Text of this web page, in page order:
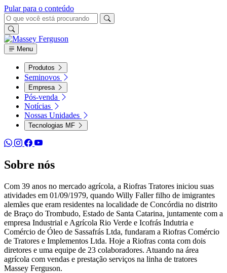
Pular para o conteúdo
Menu
Produtos
Seminovos
Empresa
Pós-venda
Notícias
Nossas Unidades
Tecnologias MF
Sobre nós
Com 39 anos no mercado agrícola, a Riofras Tratores iniciou suas
atividades em 01/09/1979, quando Willy Faller filho de imigrantes
alemães que eram residentes na localidade de Concórdia no distrito
de Braço do Trombudo, Estado de Santa Catarina, juntamente com a
empresa Industrial e Agrícola Rio Verde e Icofrás Indutria e
Comércio de Óleo de Sassafrás Ltda, fundaram a Riofras Comércio
de Tratores e Implementos Ltda. Hoje a Riofras conta com dois
diretores e uma equipe de 23 colaboradores. Atuando na área
agrícola com vendas e prestação serviços na linha de tratores
Massey Ferguson.